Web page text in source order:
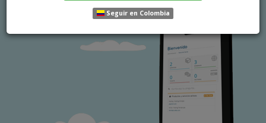
Seguir en Colombia